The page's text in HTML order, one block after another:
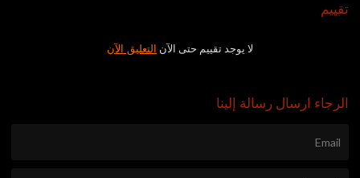
تقييم
لا يوجد تقييم حتى الآن التعليق الآن
الرجاء ارسال رسالة إلينا